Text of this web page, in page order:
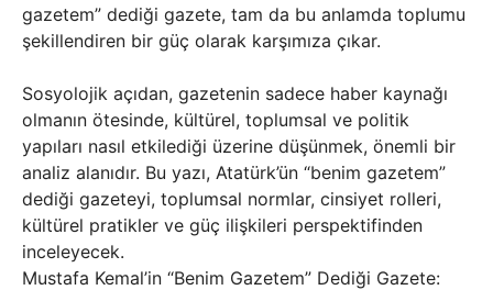
gazetem” dediği gazete, tam da bu anlamda toplumu
şekillendiren bir güç olarak karşımıza çıkar.
Sosyolojik açıdan, gazetenin sadece haber kaynağı
olmanın ötesinde, kültürel, toplumsal ve politik
yapıları nasıl etkilediği üzerine düşünmek, önemli bir
analiz alanıdır. Bu yazı, Atatürk’ün “benim gazetem”
dediği gazeteyi, toplumsal normlar, cinsiyet rolleri,
kültürel pratikler ve güç ilişkileri perspektifinden
inceleyecek.
Mustafa Kemal’in “Benim Gazetem” Dediği Gazete: